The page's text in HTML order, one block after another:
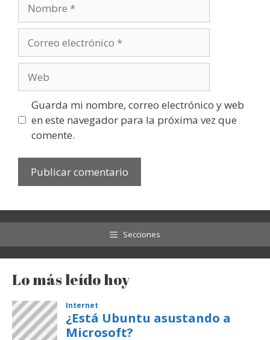
electrónico
Guarda mi nombre, correo electrónico y web
en este navegador para la próxima vez que
comente.
Secciones
Lo más leído hoy